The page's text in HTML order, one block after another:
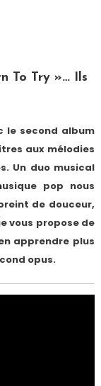
To Try »… Ils
le second album
aux mélodies
Un duo musical
pop nous
de douceur,
vous propose de
apprendre plus
opus.